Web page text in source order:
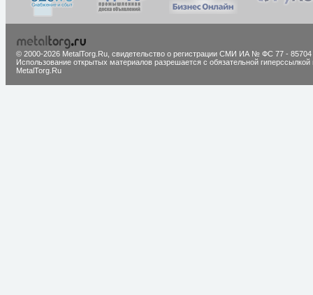
© 2000-2026 MetalTorg.Ru, cвидетельство о регистрации СМИ ИА № ФС 77 - 85704
Использование открытых материалов разрешается с обязательной гиперссылкой
MetalTorg.Ru